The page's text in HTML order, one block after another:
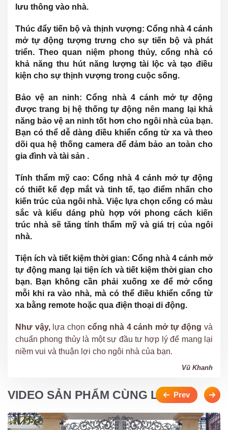
lưu thông vào nhà.
Thúc đẩy tiến bộ và thịnh vượng: Cổng nhà 4 cánh
mở tự động tượng trưng cho sự tiến bộ và phát
triển. Theo quan niệm phong thủy, cổng nhà có
khả năng thu hút năng lượng tài lộc và tạo điều
kiện cho sự thịnh vượng trong cuộc sống.
Bảo vệ an ninh: Cổng nhà 4 cánh mở tự động
được trang bị hệ thống tự động nên mang lại khả
năng bảo vệ an ninh tốt hơn cho ngôi nhà của bạn.
Bạn có thể dễ dàng điều khiển cổng từ xa và theo
dõi qua hệ thống camera để đảm bảo an toàn cho
gia đình và tài sản .
Tính thẩm mỹ cao: Cổng nhà 4 cánh mở tự động
có thiết kế đẹp mắt và tinh tế, tạo điểm nhấn cho
kiến trúc của ngôi nhà. Việc lựa chọn cổng có màu
sắc và kiểu dáng phù hợp với phong cách kiến
trúc nhà sẽ tăng tính thẩm mỹ và giá trị của ngôi
nhà.
Tiện ích và tiết kiệm thời gian: Cổng nhà 4 cánh mở
tự động mang lại tiện ích và tiết kiệm thời gian cho
bạn. Bạn không cần phải xuống xe để mở cổng
mỗi khi ra vào nhà, mà có thể điều khiển cổng từ
xa bằng remote hoặc qua điện thoại di động.
Như vậy,lựa chọn cổng nhà 4 cánh mở tự động và
chuẩn phong thủy là một sự đầu tư hợp lý để mang lại
niềm vui và thuận lợi cho ngôi nhà của bạn.
Vũ Khanh
VIDEO SẢN PHẨM CÙNG LOẠI